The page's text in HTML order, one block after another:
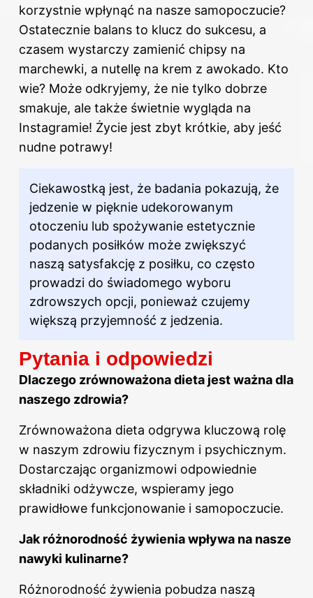
korzystnie wpłynąć na nasze samopoczucie?
Ostatecznie balans to klucz do sukcesu, a
czasem wystarczy zamienić chipsy na
marchewki, a nutellę na krem z awokado. Kto
wie? Może odkryjemy, że nie tylko dobrze
smakuje, ale także świetnie wygląda na
Instagramie! Życie jest zbyt krótkie, aby jeść
nudne potrawy!
Ciekawostką jest, że badania pokazują, że
jedzenie w pięknie udekorowanym
otoczeniu lub spożywanie estetycznie
podanych posiłków może zwiększyć
naszą satysfakcję z posiłku, co często
prowadzi do świadomego wyboru
zdrowszych opcji, ponieważ czujemy
większą przyjemność z jedzenia.
Pytania i odpowiedzi
Dlaczego zrównoważona dieta jest ważna dla
naszego zdrowia?
Zrównoważona dieta odgrywa kluczową rolę
w naszym zdrowiu fizycznym i psychicznym.
Dostarczając organizmowi odpowiednie
składniki odżywcze, wspieramy jego
prawidłowe funkcjonowanie i samopoczucie.
Jak różnorodność żywieniawpływa na nasze
nawyki kulinarne?
Różnorodność żywienia pobudza naszą